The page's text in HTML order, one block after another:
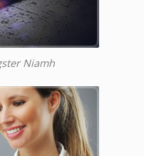
Niamh